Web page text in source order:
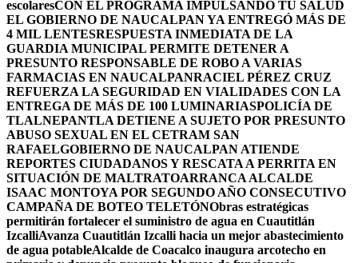
escolaresCON EL PROGRAMA IMPULSANDO TU SALUD
EL GOBIERNO DE NAUCALPAN YA ENTREGÓ MÁS DE
4 MIL LENTESRESPUESTA INMEDIATA DE LA
GUARDIA MUNICIPAL PERMITE DETENER A
PRESUNTO RESPONSABLE DE ROBO A VARIAS
FARMACIAS EN NAUCALPANRACIEL PÉREZ CRUZ
REFUERZA LA SEGURIDAD EN VIALIDADES CON LA
ENTREGA DE MÁS DE 100 LUMINARIASPOLICÍA DE
TLALNEPANTLA DETIENE A SUJETO POR PRESUNTO
ABUSO SEXUAL EN EL CETRAM SAN
RAFAELGOBIERNO DE NAUCALPAN ATIENDE
REPORTES CIUDADANOS Y RESCATA A PERRITA EN
SITUACIÓN DE MALTRATOARRANCA ALCALDE
ISAAC MONTOYA POR SEGUNDO AÑO CONSECUTIVO
CAMPAÑA DE BOTEO TELETÓNObras estratégicas
permitirán fortalecer el suministro de agua en Cuautitlán
IzcalliAvanza Cuautitlán Izcalli hacia un mejor abastecimiento
de agua potableAlcalde de Coacalco inaugura arcotecho en